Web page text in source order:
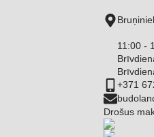
11:00 -
+371
Drošus